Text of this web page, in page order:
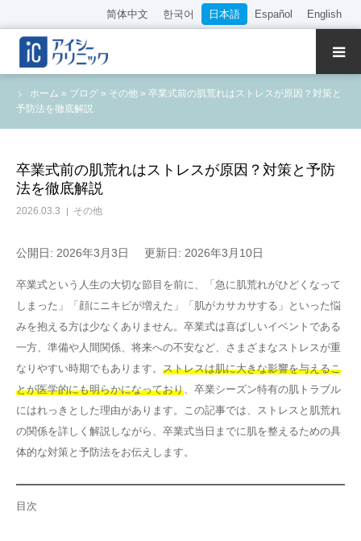
简体中文 한국어 日本語 Español English
ホーム » ブログ » その他 » 卒業式前の肌荒れはストレスが原因？対策と
予防法を徹底解説
卒業式前の肌荒れはストレスが原因？対策と予防
法を徹底解説
2026.03.3 その他
公開日: 2026年3月3日 更新日: 2026年3月10日
卒業式という人生の大切な節目を前に、「急に肌荒れがひどくなって
しまった」「顔にニキビが増えた」「肌がカサカサする」といった悩
みを抱える方は少なくありません。卒業式は喜ばしいイベントである
一方、準備や人間関係、将来への不安など、さまざまなストレスが重
なりやすい時期でもあります。 ストレスは肌に大きな影響を与えるこ
とが医学的にも明らかになっており、卒業シーズン特有の肌トラブル
にはれっきとした理由があります。この記事では、ストレスと肌荒れ
の関係を詳しく解説しながら、卒業式当日までに肌を整えるための具
体的な対策と予防法をお伝えします。
目次
クリニック紹介
診療内容
WEB予約
料金表
採用情報
その他
言語